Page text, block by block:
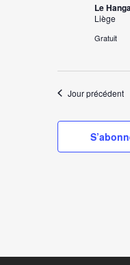
Le
Liège
Gratuit
Jour précédent